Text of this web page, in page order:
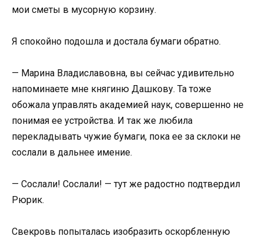
мои сметы в мусорную корзину.
Я спокойно подошла и достала бумаги обратно.
— Марина Владиславовна, вы сейчас удивительно
напоминаете мне княгиню Дашкову. Та тоже
обожала управлять академией наук, совершенно не
понимая ее устройства. И так же любила
перекладывать чужие бумаги, пока ее за склоки не
сослали в дальнее имение.
— Сослали! Сослали! — тут же радостно подтвердил
Рюрик.
Свекровь попыталась изобразить оскорбленную